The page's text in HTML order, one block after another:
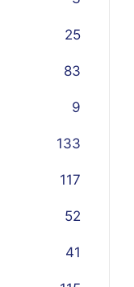
25
83
9
133
117
52
41